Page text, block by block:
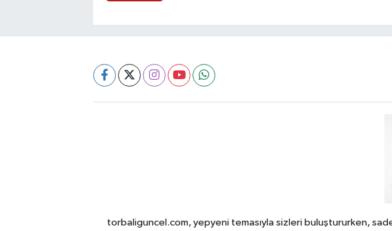
torbaliguncel.com, yepyeni temasıyla sizleri buluştururken,